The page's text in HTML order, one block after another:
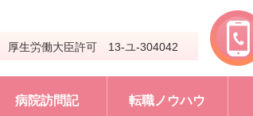
厚生労働大臣許可 13-ユ-304042
病院訪問記 転職ノウハウ